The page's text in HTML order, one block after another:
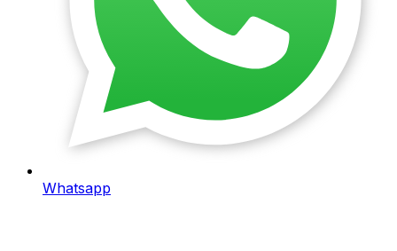
Whatsapp